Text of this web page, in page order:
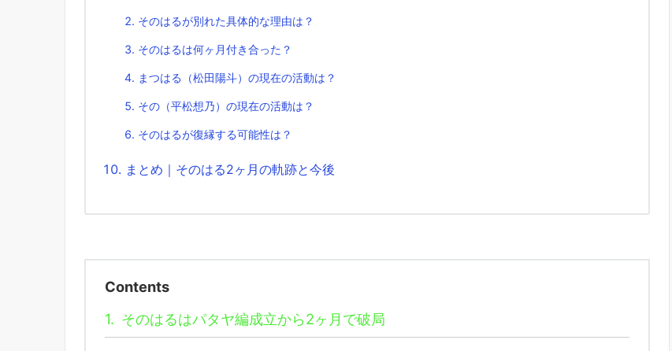
そのはるが別れた具体的な理由は？
そのはるは何ヶ月付き合った？
まつはる（松田陽斗）の現在の活動は？
その（平松想乃）の現在の活動は？
そのはるが復縁する可能性は？
まとめ｜そのはる2ヶ月の軌跡と今後
Contents
1. そのはるはパタヤ編成立から2ヶ月で破局